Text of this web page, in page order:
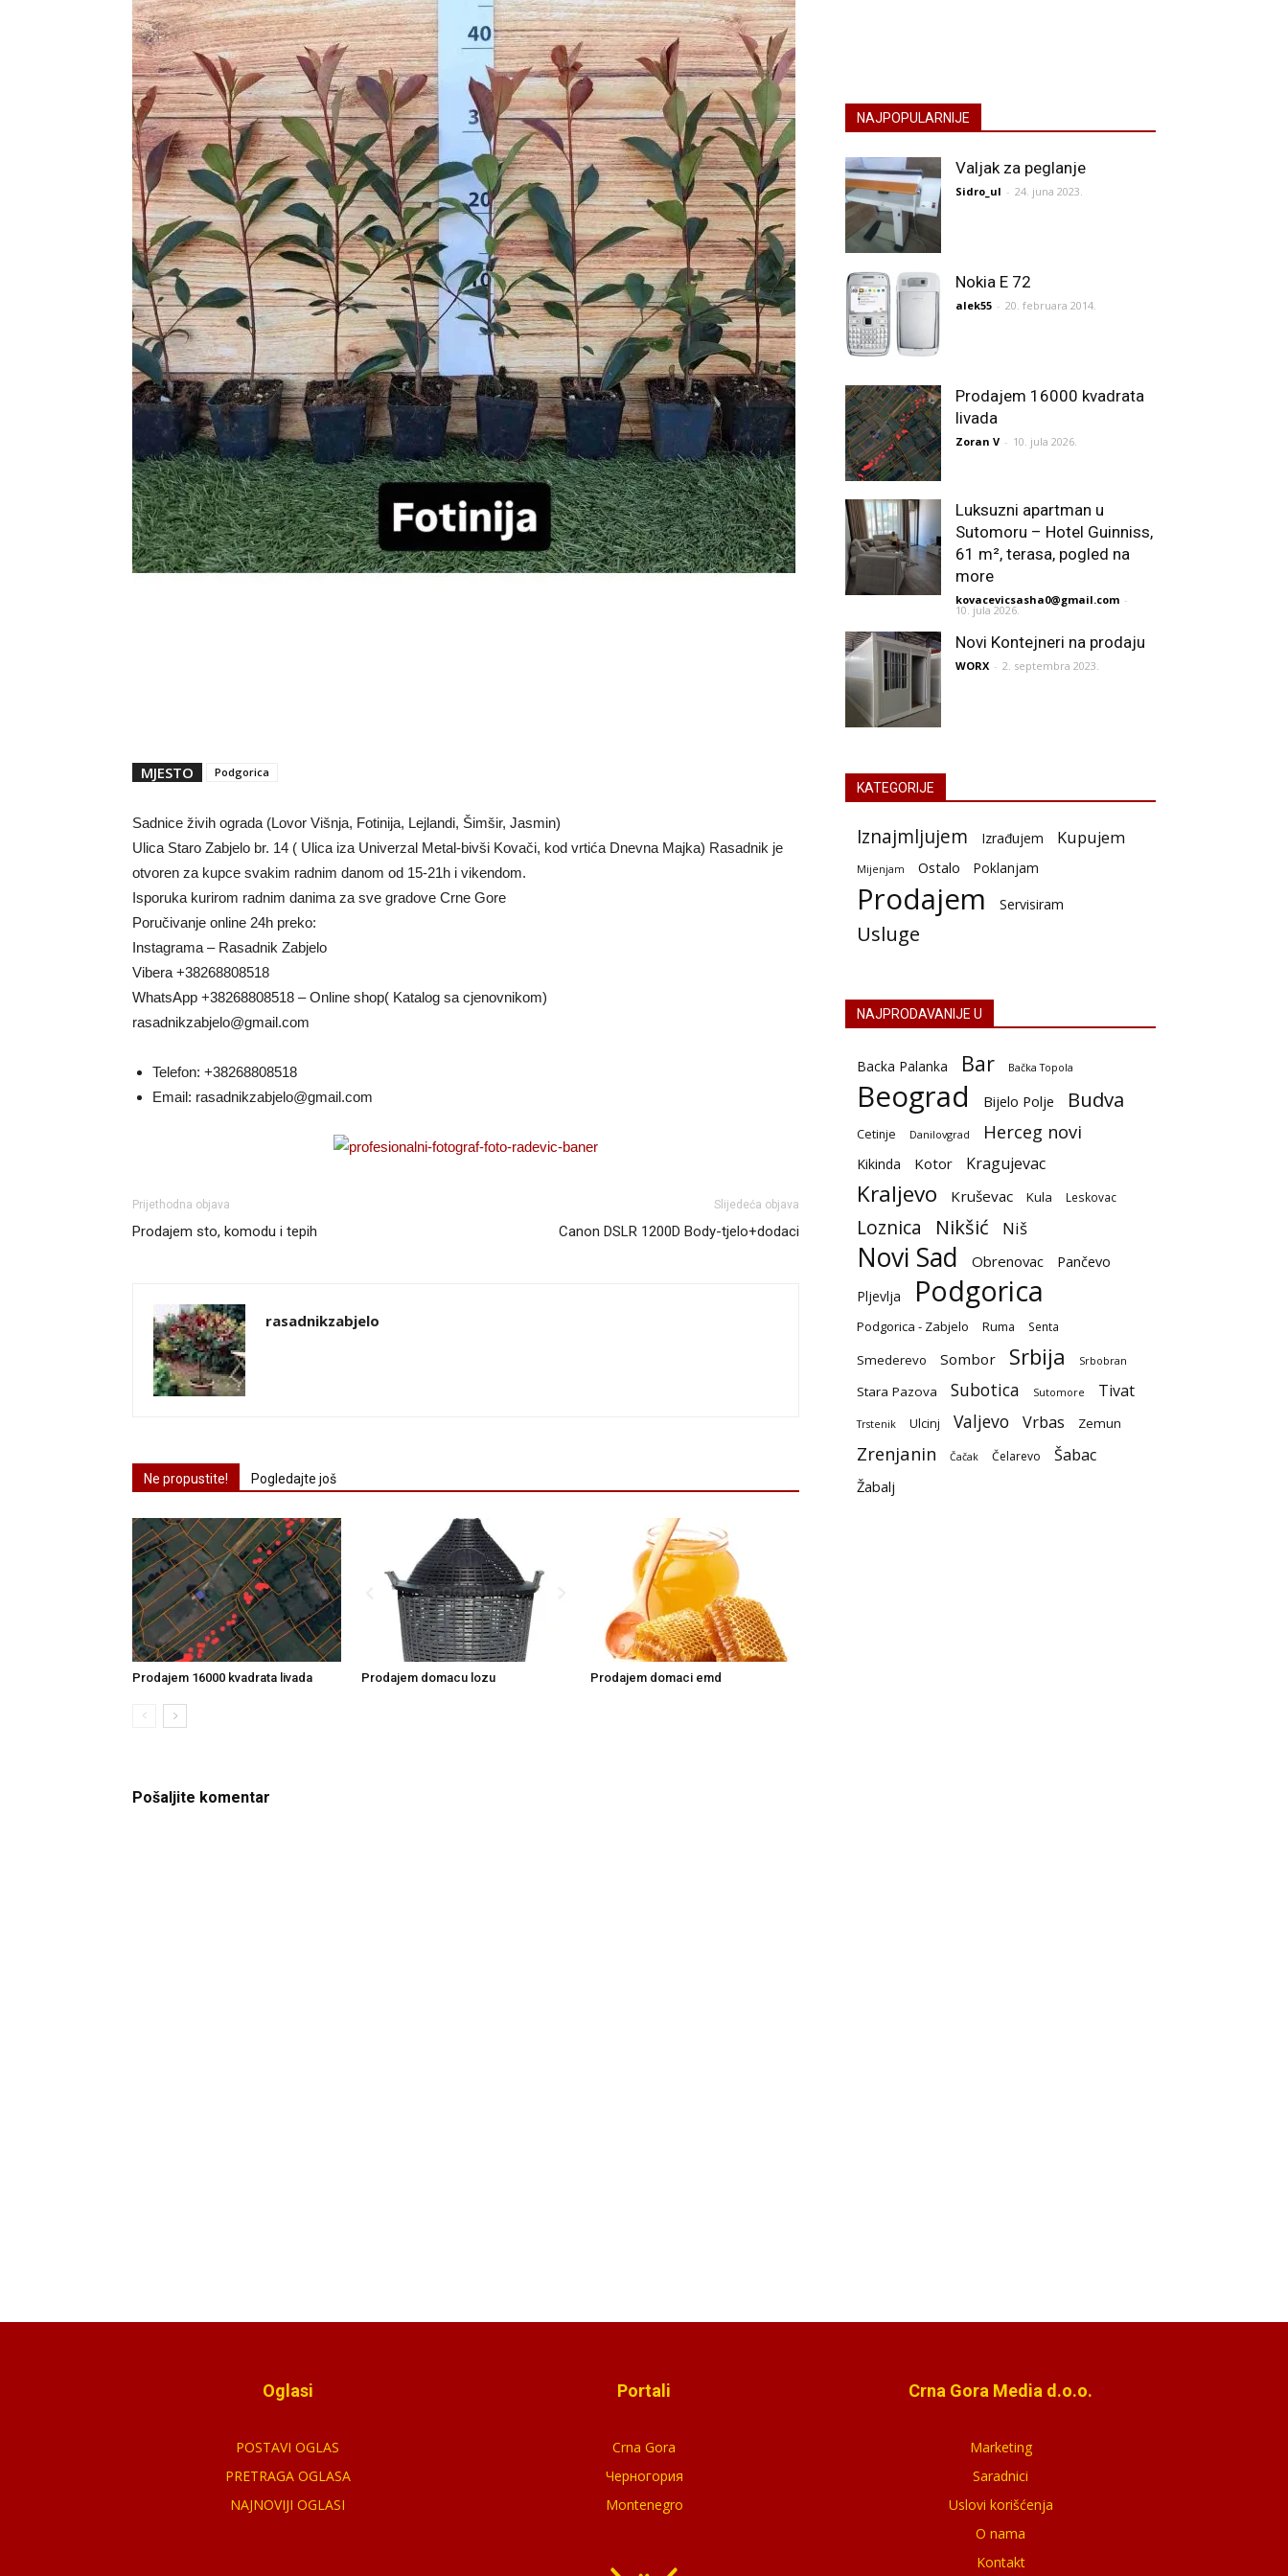
MJESTO Podgorica
Sadnice živih ograda (Lovor Višnja, Fotinija, Lejlandi, Šimšir, Jasmin)
Ulica Staro Zabjelo br. 14 ( Ulica iza Univerzal Metal-bivši Kovači, kod vrtića Dnevna Majka) Rasadnik je
otvoren za kupce svakim radnim danom od 15-21h i vikendom.
Isporuka kurirom radnim danima za sve gradove Crne Gore
Poručivanje online 24h preko:
Instagrama – Rasadnik Zabjelo
Vibera +38268808518
WhatsApp +38268808518 – Online shop( Katalog sa cjenovnikom)
rasadnikzabjelo@gmail.com
Telefon: +38268808518
Email: rasadnikzabjelo@gmail.com
Prijethodna objava
Prodajem sto, komodu i tepih
Slijedeća objava
Canon DSLR 1200D Body-tjelo+dodaci
rasadnikzabjelo
Ne propustite! Pogledajte još
Prodajem 16000 kvadrata livada Prodajem domacu lozu Prodajem domaci emd
Pošaljite komentar
NAJPOPULARNIJE
Valjak za peglanje
Sidro_ul - 24. juna 2023.
Nokia E 72
alek55 - 20. februara 2014.
Prodajem 16000 kvadrata
livada
Zoran V - 10. jula 2026.
Luksuzni apartman u
Sutomoru – Hotel Guinniss,
61 m², terasa, pogled na
more
kovacevicsasha0@gmail.com -
10. jula 2026.
Novi Kontejneri na prodaju
WORX - 2. septembra 2023.
KATEGORIJE
Iznajmljujem Izrađujem Kupujem
Mijenjam Ostalo Poklanjam
Prodajem Servisiram
Usluge
NAJPRODAVANIJE U
Backa Palanka Bar Bačka Topola
Beograd Bijelo Polje Budva
Cetinje Danilovgrad Herceg novi
Kikinda Kotor Kragujevac
Kraljevo Kruševac Kula Leskovac
Loznica Nikšić Niš
Novi Sad Obrenovac Pančevo
Pljevlja Podgorica
Podgorica - Zabjelo Ruma Senta
Smederevo Sombor Srbija Srbobran
Stara Pazova Subotica Sutomore Tivat
Trstenik Ulcinj Valjevo Vrbas Zemun
Zrenjanin Čačak Čelarevo Šabac
Žabalj
Oglasi
POSTAVI OGLAS
PRETRAGA OGLASA
NAJNOVIJI OGLASI
Portali
Crna Gora
Черногория
Montenegro
Crna Gora Media d.o.o.
Marketing
Saradnici
Uslovi korišćenja
O nama
Kontakt